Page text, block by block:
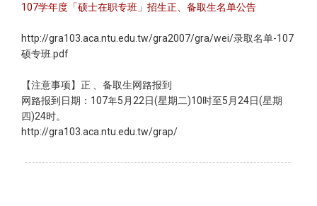
107学年度「硕士在职专班」招生正、备取生名单公告
http://gra103.aca.ntu.edu.tw/gra2007/gra/wei/录取名单-107
硕专班.pdf
【注意事项】正 、备取生网路报到
网路报到日期：107年5月22日(星期二)10时至5月24日(星期
四)24时。
http://gra103.aca.ntu.edu.tw/grap/